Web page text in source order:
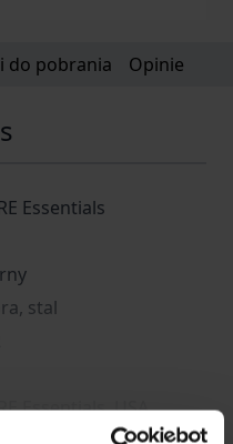
do pobrania Opinie
Essentials
stal
Essentials, USA